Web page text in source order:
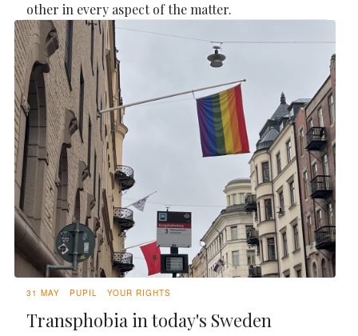
other in every aspect of the matter.
31 MAY PUPIL YOUR RIGHTS
Transphobia in today's Sweden